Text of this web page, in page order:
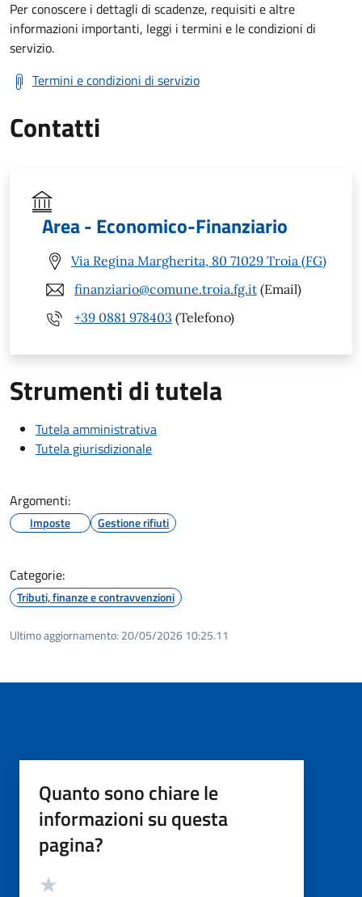
Per conoscere i dettagli di scadenze, requisiti e altre
informazioni importanti, leggi i termini e le condizioni di
servizio.
Termini e condizioni di servizio
Contatti
Area - Economico-Finanziario
Via Regina Margherita, 80 71029 Troia (FG)
finanziario@comune.troia.fg.it (Email)
+39 0881 978403 (Telefono)
Strumenti di tutela
Tutela amministrativa
Tutela giurisdizionale
Argomenti:
Imposte Gestione rifiuti
Categorie:
Tributi, finanze e contravvenzioni
Ultimo aggiornamento: 20/05/2026 10:25.11
Quanto sono chiare le
informazioni su questa
pagina?
Valutazione